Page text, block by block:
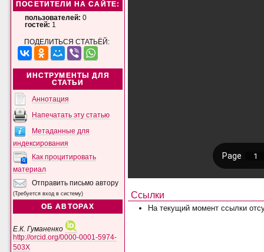
ПОСЕТИТЕЛИ НА САЙТЕ:
пользователей: 0
гостей: 1
ПОДЕЛИТЬСЯ СТАТЬЁЙ:
ИНСТРУМЕНТЫ ДЛЯ
СТАТЬИ
Аннотация
Напечатать эту статью
Метаданные для
индексирования
Как процитировать
материал
Отправить письмо автору
(Требуется вход в систему)
ОБ АВТОРАХ
Е.К. Гуманенко
http://orcid.org/0000-0001-5974-
503X
Ссылки
На текущий момент ссылки